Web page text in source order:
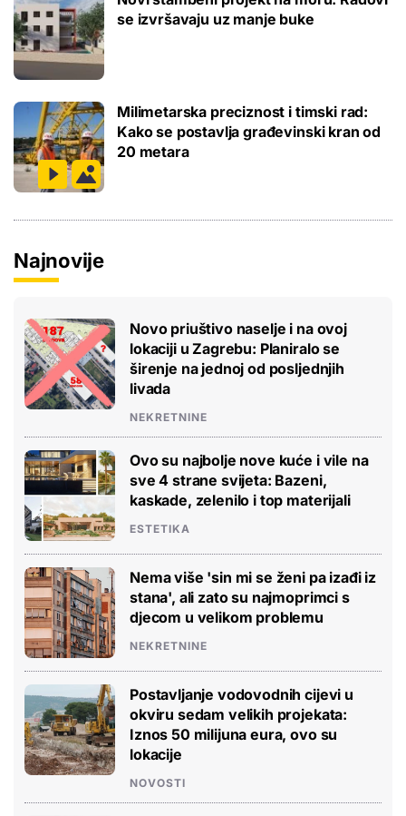
se izvršavaju uz manje buke
Milimetarska preciznost i timski rad:
Kako se postavlja građevinski kran od
20 metara
Najnovije
Novo priuštivo naselje i na ovoj
lokaciji u Zagrebu: Planiralo se
širenje na jednoj od posljednjih
livada
NEKRETNINE
Ovo su najbolje nove kuće i vile na
sve 4 strane svijeta: Bazeni,
kaskade, zelenilo i top materijali
ESTETIKA
Nema više 'sin mi se ženi pa izađi iz
stana', ali zato su najmoprimci s
djecom u velikom problemu
NEKRETNINE
Postavljanje vodovodnih cijevi u
okviru sedam velikih projekata:
Iznos 50 milijuna eura, ovo su
lokacije
NOVOSTI